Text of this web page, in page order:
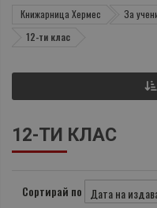
Книжарница Хермес За
12-ти клас
12-ТИ КЛАС
Сортирай по